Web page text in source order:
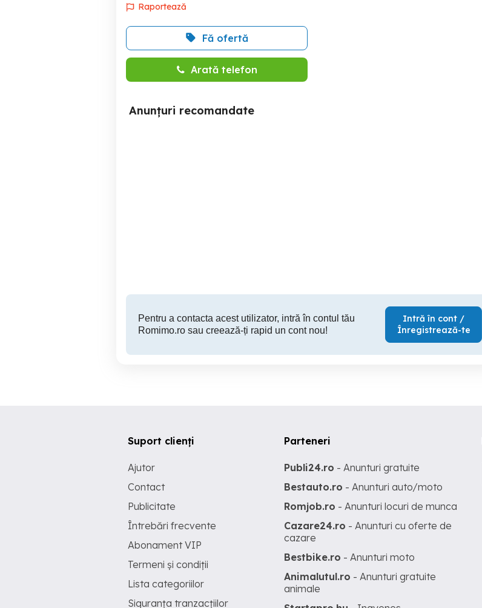
Raportează
Fă ofertă
Arată telefon
Anunțuri recomandate
Pentru a contacta acest utilizator, intră în contul tău
Romimo.ro sau creează-ți rapid un cont nou!
Intră în cont /
Înregistrează-te
Suport clienți
Ajutor
Contact
Publicitate
Întrebări frecvente
Abonament VIP
Termeni și condiții
Lista categoriilor
Siguranța tranzacțiilor
Parteneri
Publi24.ro - Anunturi gratuite
Bestauto.ro - Anunturi auto/moto
Romjob.ro - Anunturi locuri de munca
Cazare24.ro - Anunturi cu oferte de
cazare
Bestbike.ro - Anunturi moto
Animalutul.ro - Anunturi gratuite
animale